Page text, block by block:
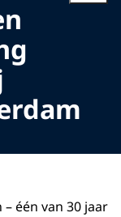
één van 30 jaar